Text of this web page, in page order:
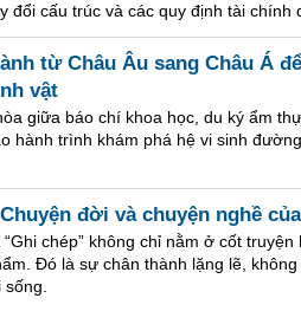
đổi cấu trúc và các quy định tài chính
từ Châu Âu sang Châu Á
vật
giữa báo chí khoa học, du ký ẩm
hành trình khám phá hệ vi sinh
đời và chuyện nghề
chép” không chỉ nằm ở cốt
Đó là sự chân thành lặng lẽ,